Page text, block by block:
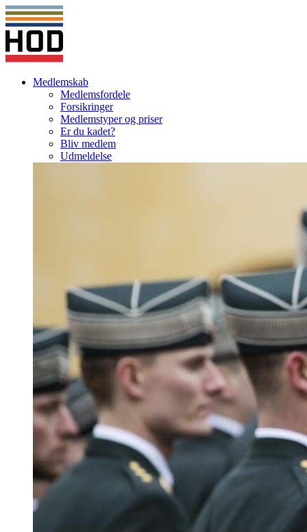
Medlemskab
Medlemsfordele
Forsikringer
Medlemstyper og priser
Er du kadet?
Bliv medlem
Udmeldelse